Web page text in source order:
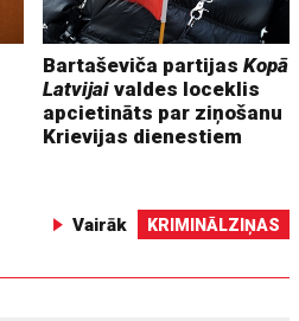
Bartaševiča partijasKopā
Latvijai valdes loceklis
apcietināts par ziņošanu
Krievijas dienestiem
Vairāk KRIMINĀLZIŅAS